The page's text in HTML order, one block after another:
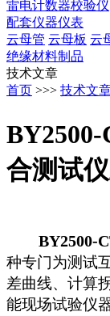
雷电计数器校验仪
配套仪器仪表
云母管 云母板 云
绝缘材料制品
技术文章
首页 >>> 技术文
合测试
BY2500-
种专门为测试互感
差曲线、
能现场试验仪器